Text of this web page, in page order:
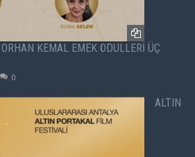
KEMAL EMEK ÖDÜLLERİ ÜÇ
0
ALTIN